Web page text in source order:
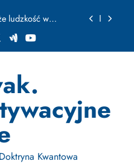
dla
ludzkość w
dla
Kwantowa